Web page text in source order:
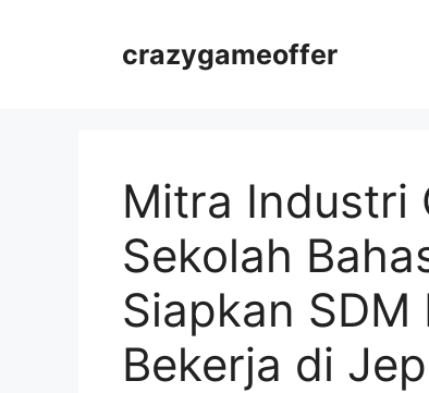
crazygameoffer
Mitra Industri
Sekolah
Siapkan
Bekerja di